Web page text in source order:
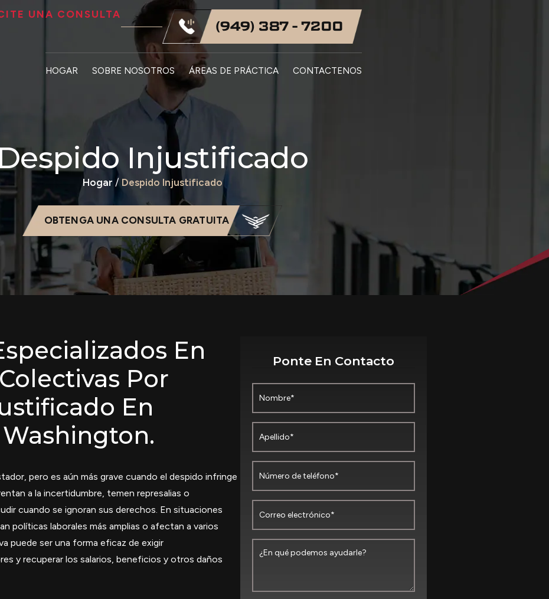
UNA CONSULTA
(949) 387 - 7200
HOGAR SOBRE NOSOTROS ÁREAS DE PRÁCTICA CONTACTENOS
Despido Injustificado
Hogar / Despido Injustificado
OBTENGA UNA CONSULTA GRATUITA
En
Por
En
pero es aún más grave cuando el despido infringe
a la incertidumbre, temen represalias o
cuando se ignoran sus derechos. En situaciones
políticas laborales más amplias o afectan a varios
puede ser una forma eficaz de exigir
y recuperar los salarios, beneficios y otros daños
Ponte En Contacto